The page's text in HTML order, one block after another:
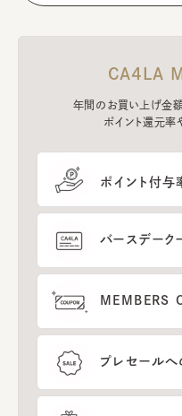
CA4LA
年間のお買い上げ金
ポイント還元率
ポイント付与
バースデーク
MEMBERS
プレセール